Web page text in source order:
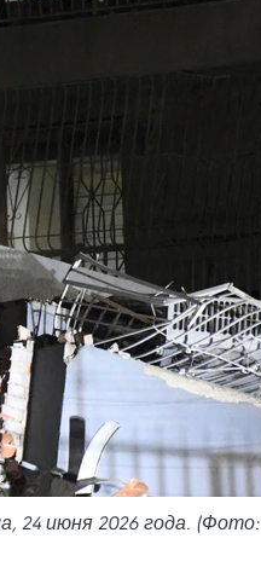
24 июня 2026 года. (Фото: